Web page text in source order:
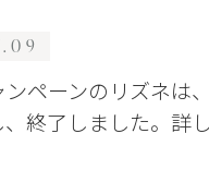
ペーンのリズネは
終了しました。詳